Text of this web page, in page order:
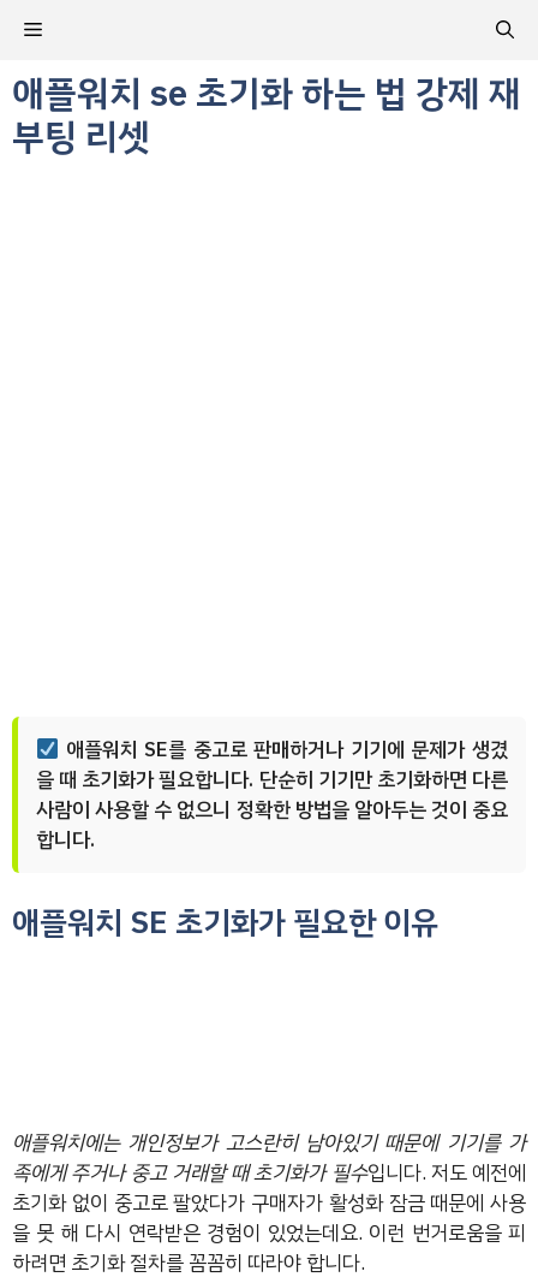
츠
로
건
메
뉴
애플워치 se 초기화 하는 법 강제 재
부팅 리셋
애플워치 SE를 중고로 판매하거나 기기에 문제가 생겼
을 때 초기화가 필요합니다. 단순히 기기만 초기화하면 다른
사람이 사용할 수 없으니 정확한 방법을 알아두는 것이 중요
합니다.
애플워치 SE 초기화가 필요한 이유
애플워치에는 개인정보가 고스란히 남아있기 때문에 기기를 가
족에게 주거나 중고 거래할 때 초기화가 필수입니다. 저도 예전에
초기화 없이 중고로 팔았다가 구매자가 활성화 잠금 때문에 사용
을 못 해 다시 연락받은 경험이 있었는데요. 이런 번거로움을 피
하려면 초기화 절차를 꼼꼼히 따라야 합니다.